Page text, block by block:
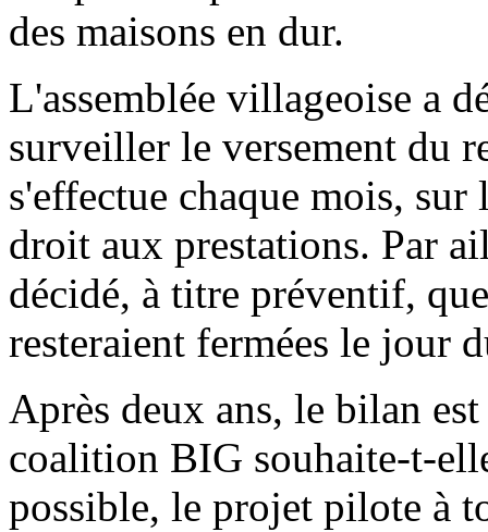
des maisons en dur.
L'assemblée villageoise a
surveiller le versement du
s'effectue chaque mois, sur
droit aux prestations. Par
décidé, à titre préventif,
resteraient fermées le jour
Après deux ans, le bilan
coalition BIG souhaite-t-
possible, le projet pilote à